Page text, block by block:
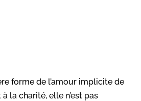
forme de l’amour implicite de
la charité, elle n’est pas